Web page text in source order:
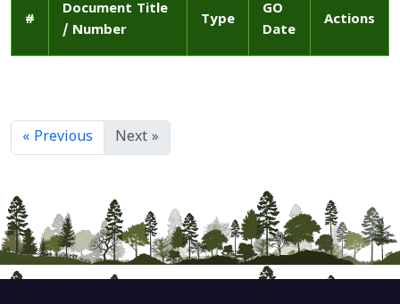
#
Document Title
/ Number
Type
GO
Date
Actions
« Previous Next »